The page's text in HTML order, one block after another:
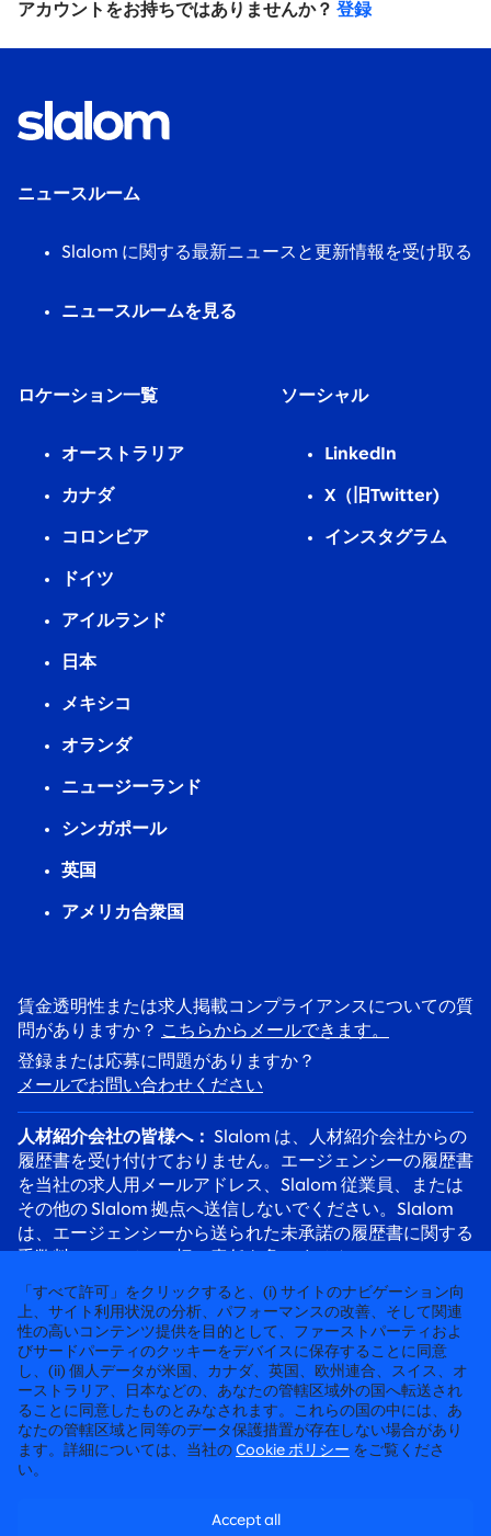
アカウントをお持ちではありませんか？ 登録
ニュースルーム
Slalom に関する最新ニュースと更新情報を受け取る
ニュースルームを見る
ロケーション一覧
オーストラリア
カナダ
コロンビア
ドイツ
アイルランド
日本
メキシコ
オランダ
ニュージーランド
シンガポール
英国
アメリカ合衆国
ソーシャル
LinkedIn
X（旧Twitter)
インスタグラム
賃金透明性または求人掲載コンプライアンスについての質
問がありますか？ こちらからメールできます。
登録または応募に問題がありますか？
メールでお問い合わせください
人材紹介会社の皆様へ： Slalom は、人材紹介会社からの
履歴書を受け付けておりません。エージェンシーの履歴書
を当社の求人用メールアドレス、Slalom 従業員、または
その他の Slalom 拠点へ送信しないでください。Slalom
は、エージェンシーから送られた未承諾の履歴書に関する
応募者の皆様へ： 採用詐欺にご注意ください。Slalom の
リクルーターは必ず @slalom.com のメールアドレスを使
用してご連絡します。また、採用プロセスの一環として、
候補者に料金を請求することは決してありません。
徹底して“人”に向き合うコンサルティング
©2026 SLALOM, INC. 無断転載禁止
「すべて許可」をクリックすると、(i) サイトのナビゲーション向
上、サイト利用状況の分析、パフォーマンスの改善、そして関連
性の高いコンテンツ提供を目的として、ファーストパーティおよ
びサードパーティのクッキーをデバイスに保存することに同意
し、(ii) 個人データが米国、カナダ、英国、欧州連合、スイス、オ
ーストラリア、日本などの、あなたの管轄区域外の国へ転送され
ることに同意したものとみなされます。これらの国の中には、あ
なたの管轄区域と同等のデータ保護措置が存在しない場合があり
ます。詳細については、当社の Cookie ポリシー をご覧くださ
い。
Accept all